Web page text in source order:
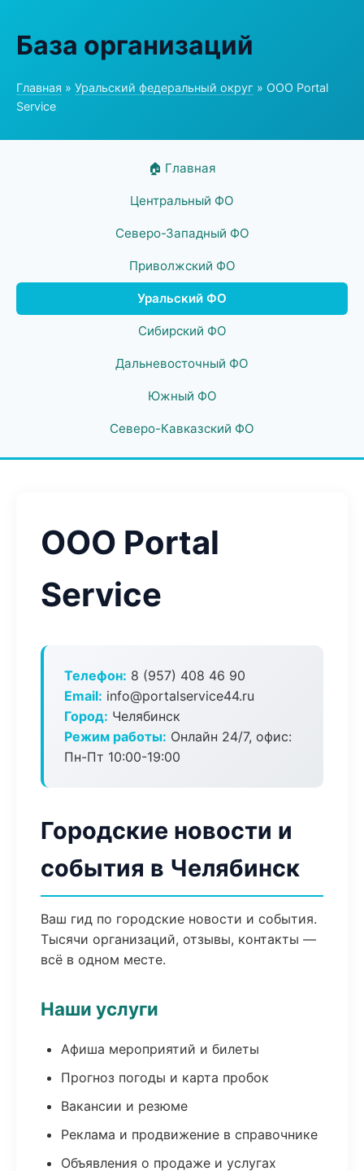
База организаций
Главная » Уральский федеральный округ » ООО Portal
Service
🏠 Главная
Центральный ФО
Северо-Западный ФО
Приволжский ФО
Уральский ФО
Сибирский ФО
Дальневосточный ФО
Южный ФО
Северо-Кавказский ФО
ООО Portal
Service
Телефон: 8 (957) 408 46 90
Email: info@portalservice44.ru
Город: Челябинск
Режим работы: Онлайн 24/7, офис:
Пн-Пт 10:00-19:00
Городские новости и
события в Челябинск
Ваш гид по городские новости и события.
Тысячи организаций, отзывы, контакты —
всё в одном месте.
Наши услуги
Афиша мероприятий и билеты
Прогноз погоды и карта пробок
Вакансии и резюме
Реклама и продвижение в справочнике
Объявления о продаже и услугах